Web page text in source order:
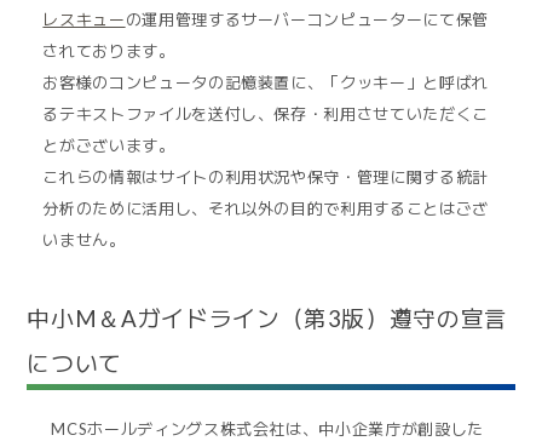
レスキューの運用管理するサーバーコンピューターにて保管
されております。
お客様のコンピュータの記憶装置に、「クッキー」と呼ばれ
るテキストファイルを送付し、保存・利用させていただくこ
とがございます。
これらの情報はサイトの利用状況や保守・管理に関する統計
分析のために活用し、それ以外の目的で利用することはござ
いません。
中小M＆Aガイドライン（第3版）遵守の宣言
について
MCSホールディングス株式会社は、中小企業庁が創設した